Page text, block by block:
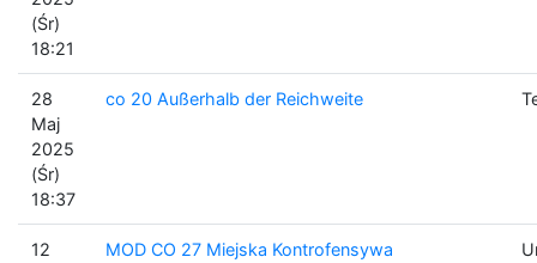
(Śr)
18:21
28
Maj
2025
(Śr)
18:37
co 20 Außerhalb der Reichweite
12
MOD CO 27 Miejska Kontrofensywa